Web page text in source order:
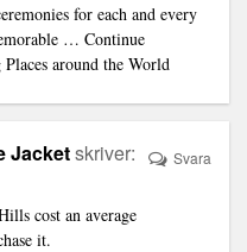
for each and every
… Continue
around the World
Jacketskriver:
cost an average
it.
Svara